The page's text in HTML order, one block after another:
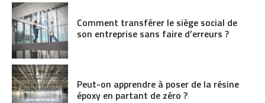
Comment transférer le siège social de
son entreprise sans faire d’erreurs ?
Peut-on apprendre à poser de la résine
époxy en partant de zéro ?